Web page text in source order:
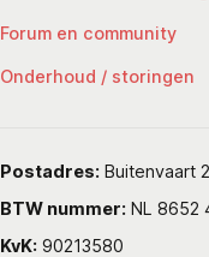
Forum en community
Onderhoud / storingen
Postadres: Buitenvaart
BTW nummer: NL 8652
KvK: 90213580